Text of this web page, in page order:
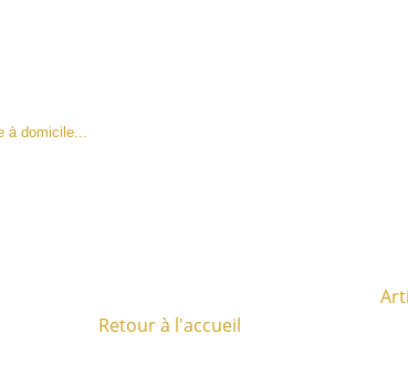
à domicile...
Retour à l'accueil